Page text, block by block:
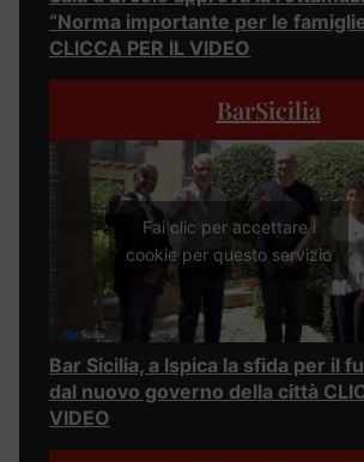
“Norma importante per le
CLICCA PER IL VIDEO
BarSicilia
Fai clic per accettare i
cookie per questo servizio
Bar Sicilia, a Ispica la sfida per il
dal nuovo governo della città
VIDEO